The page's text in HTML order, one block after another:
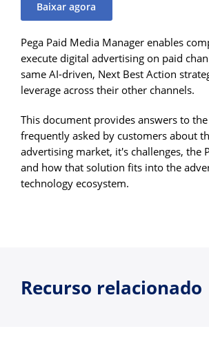
Baixar agora
Pega Paid Media Manager enables
execute digital advertising on paid
same AI-driven, Next Best Action
leverage across their other channels.
This document provides answers to
frequently asked by customers about
advertising market, it's challenges, the
and how that solution fits into the
technology ecosystem.
Recurso relacionado